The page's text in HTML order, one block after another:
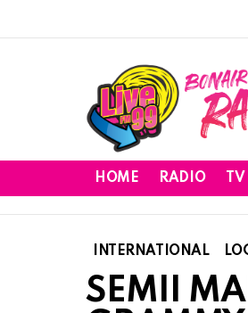
HOME RADIO TV
INTERNATIONAL
SEMII